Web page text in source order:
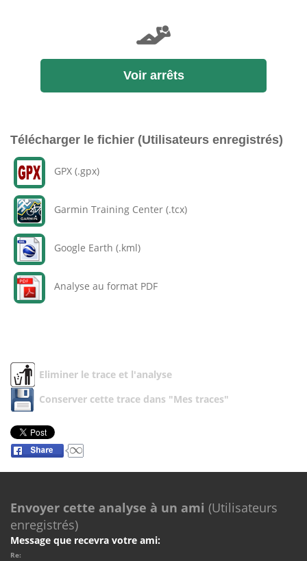
Voir arrêts
Télécharger le fichier (Utilisateurs enregistrés)
GPX (.gpx)
Garmin Training Center (.tcx)
Google Earth (.kml)
Analyse au format PDF
Eliminer le trace et l'analyse
Conserver cette trace dans "Mes traces"
Envoyer cette analyse à un ami (Utilisateurs
enregistrés)
Message que recevra votre ami:
Re: